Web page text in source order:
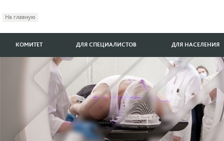
На главную
КОМИТЕТ ДЛЯ СПЕЦИАЛИСТОВ ДЛЯ НАСЕЛЕНИЯ